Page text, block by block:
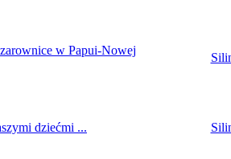
w Papui-Nowej
dziećmi ...